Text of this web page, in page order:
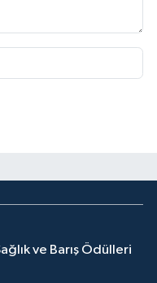
ve Barış Ödülleri